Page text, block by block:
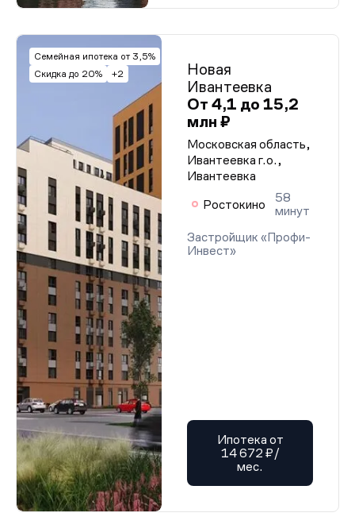
Семейная ипотека от 3,5%
Скидка до 20%
+2
Новая
Ивантеевка
От 4,1 до 15,2
млн ₽
Московская область,
Ивантеевка г.о.,
Ивантеевка
Ростокино
58
минут
Застройщик «Профи-
Инвест»
Ипотека от
14 672 ₽/
мес.